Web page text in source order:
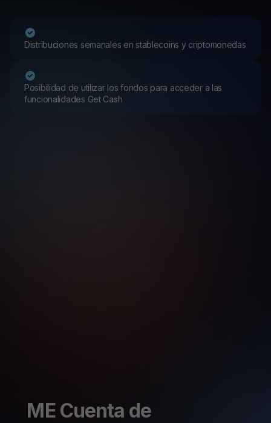
Distribuciones semanales en stablecoins y criptomonedas
Posibilidad de utilizar los fondos para acceder a las
funcionalidades Get Cash
ME Cuenta de